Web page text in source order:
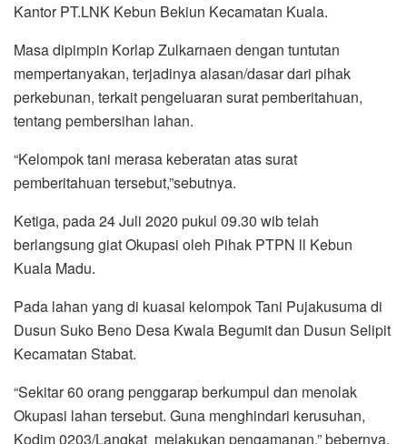
Kantor PT.LNK Kebun Bekiun Kecamatan Kuala.
Masa dipimpin Korlap Zulkarnaen dengan tuntutan
mempertanyakan, terjadinya alasan/dasar dari pihak
perkebunan, terkait pengeluaran surat pemberitahuan,
tentang pembersihan lahan.
“Kelompok tani merasa keberatan atas surat
pemberitahuan tersebut,”sebutnya.
Ketiga, pada 24 Juli 2020 pukul 09.30 wib telah
berlangsung giat Okupasi oleh Pihak PTPN ll Kebun
Kuala Madu.
Pada lahan yang di kuasai kelompok Tani Pujakusuma di
Dusun Suko Beno Desa Kwala Begumit dan Dusun Selipit
Kecamatan Stabat.
“Sekitar 60 orang penggarap berkumpul dan menolak
Okupasi lahan tersebut. Guna menghindari kerusuhan,
Kodim 0203/Langkat melakukan pengamanan,” bebernya.